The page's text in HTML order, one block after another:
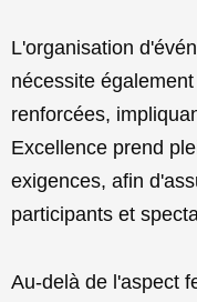
L'organisation
nécessite
renforcées,
Excellence prend
exigences, afin
participants et
Au-delà de l'aspect